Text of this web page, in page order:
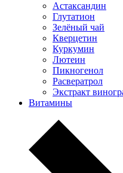
Астаксандин
Глутатион
Зелёный чай
Кверцетин
Куркумин
Лютеин
Пикногенол
Расвератрол
Экстракт
Витамины